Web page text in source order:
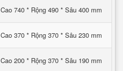
Cao 740 * Rộng 490 * Sâu 400 mm
Cao 370 * Rộng 370 * Sâu 230 mm
Cao 200 * Rộng 370 * Sâu 190 mm